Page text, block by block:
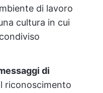
di lavoro
cultura in cui
di
riconoscimento